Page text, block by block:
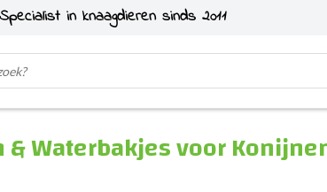
Specialist in knaagdieren sinds 2011
Waterbakjes voor